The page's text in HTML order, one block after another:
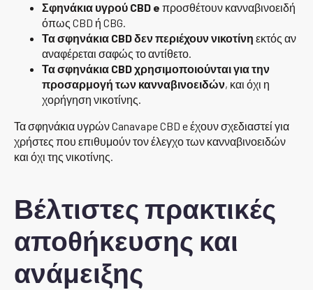
Σφηνάκια υγρού CBD e προσθέτουν κανναβινοειδή
όπως CBD ή CBG.
Τα σφηνάκια CBD δεν περιέχουν νικοτίνη εκτός αν
αναφέρεται σαφώς το αντίθετο.
Τα σφηνάκια CBD χρησιμοποιούνται για την
προσαρμογή των κανναβινοειδών, και όχι η
χορήγηση νικοτίνης.
Τα σφηνάκια υγρών Canavape CBD e έχουν σχεδιαστεί για
χρήστες που επιθυμούν τον έλεγχο των κανναβινοειδών
και όχι της νικοτίνης.
Βέλτιστες πρακτικές
αποθήκευσης και
ανάμειξης